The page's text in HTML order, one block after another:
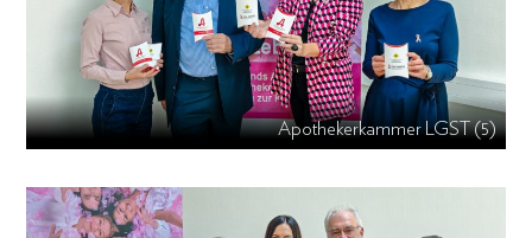
Apothekerkammer LGST (5)